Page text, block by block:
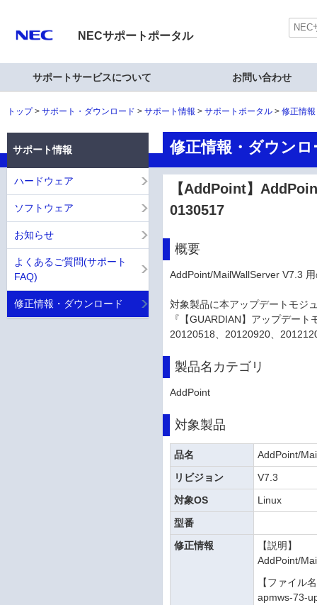
NECサポートポータル
サポートサービスについて お問い合わせ
トップ サポート・ダウンロード サポート情報 サポートポータル 修正情
修正情報・ダウンロ
【AddPoint】
0130517
概要
AddPoint/MailWallServer V7.3
対象製品に本アップデートモジ
『【GUARDIAN】アップデー
20120518、20120920、
製品名カテゴリ
AddPoint
対象製品
品名
AddPoint/
リビジョン
V7.3
対象OS
Linux
型番
修正情報
【説明】
AddPoint/
【ファイル
apmws-73-
サポート情報
ハードウェア
ソフトウェア
お知らせ
よくあるご質問(サポート
FAQ)
修正情報・ダウンロード